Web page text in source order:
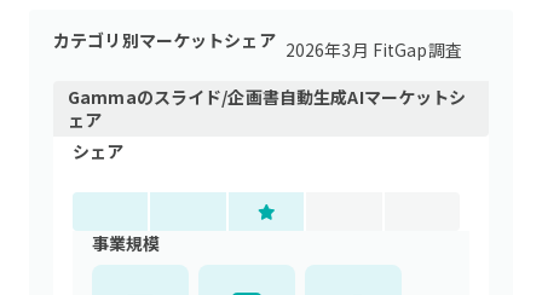
カテゴリ別マーケットシェア 2026年3月 FitGap調査
Gammaのスライド/企画書自動生成AIマーケットシ
ェア
シェア
事業規模